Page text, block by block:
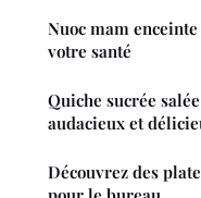
Nuoc mam
votre santé
Quiche sucrée
audacieux et
Découvrez des